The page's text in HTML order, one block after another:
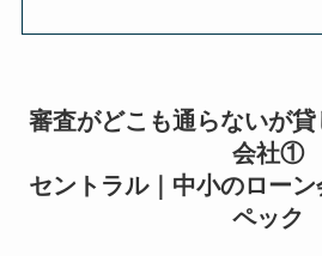
審査がどこも通らないが
会社①
セントラル｜中小のロー
ペック